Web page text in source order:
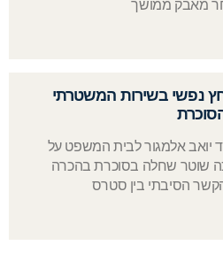
מאבק ממושך
נפשי בשירות המשטרתי
יואב אלמגור לבית המשפט על
שוטר שחלה בסוכרת בהכרה
הסיבתי בין סטרס